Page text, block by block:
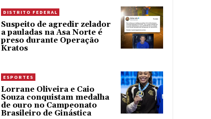
DISTRITO FEDERAL
Suspeito de agredir zelador
a pauladas na Asa Norte é
preso durante Operação
Kratos
ESPORTES
Lorrane Oliveira e Caio
Souza conquistam medalha
de ouro no Campeonato
Brasileiro de Ginástica